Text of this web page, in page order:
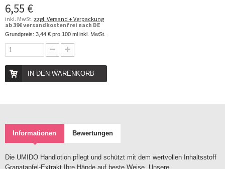
6,55 €
inkl. MwSt. zzgl. Versand + Verpackung
ab 39€ versandkostenfrei nach DE
Grundpreis: 3,44 € pro 100 ml inkl. MwSt.
IN DEN WARENKORB
Informationen Bewertungen
Die UMIDO Handlotion pflegt und schützt mit dem wertvollen Inhaltsstoff
Granatapfel-Extrakt Ihre Hände auf beste Weise. Unsere